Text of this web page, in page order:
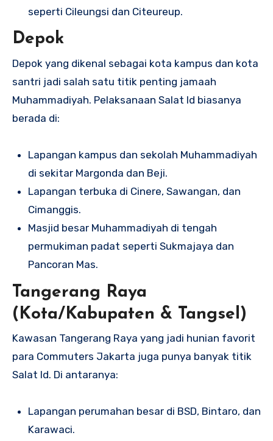
seperti Cileungsi dan Citeureup.
Depok
Depok yang dikenal sebagai kota kampus dan kota
santri jadi salah satu titik penting jamaah
Muhammadiyah. Pelaksanaan Salat Id biasanya
berada di:
Lapangan kampus dan sekolah Muhammadiyah
di sekitar Margonda dan Beji.
Lapangan terbuka di Cinere, Sawangan, dan
Cimanggis.
Masjid besar Muhammadiyah di tengah
permukiman padat seperti Sukmajaya dan
Pancoran Mas.
Tangerang Raya
(Kota/Kabupaten & Tangsel)
Kawasan Tangerang Raya yang jadi hunian favorit
para Commuters Jakarta juga punya banyak titik
Salat Id. Di antaranya:
Lapangan perumahan besar di BSD, Bintaro, dan
Karawaci.